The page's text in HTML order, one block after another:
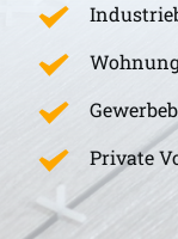
Private